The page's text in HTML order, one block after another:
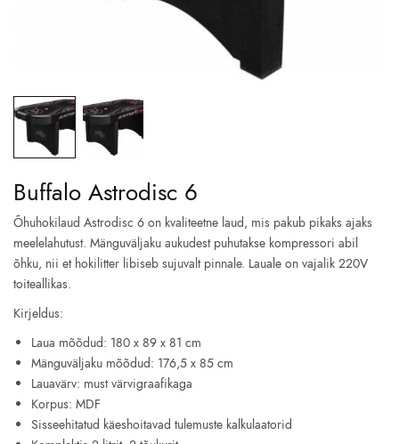
Buffalo Astrodisc 6
Õhuhokilaud Astrodisc 6 on kvaliteetne laud, mis pakub pikaks ajaks
meelelahutust. Mänguväljaku aukudest puhutakse kompressori abil
õhku, nii et hokilitter libiseb sujuvalt pinnale. Lauale on vajalik 220V
toiteallikas.
Kirjeldus:
Laua mõõdud: 180 x 89 x 81 cm
Mänguväljaku mõõdud: 176,5 x 85 cm
Lauavärv: must värvigraafikaga
Korpus: MDF
Sisseehitatud käeshoitavad tulemuste kalkulaatorid